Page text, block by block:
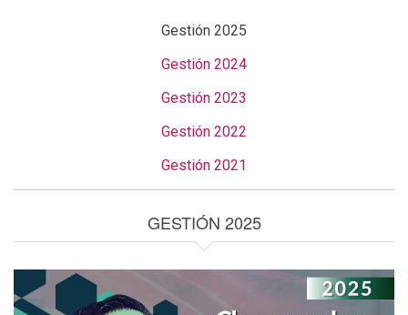
Gestión 2025
Gestión 2024
Gestión 2023
Gestión 2022
Gestión 2021
GESTIÓN 2025